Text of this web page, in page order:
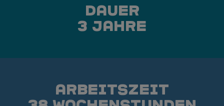
Dauer
3 Jahre
Arbeitszeit